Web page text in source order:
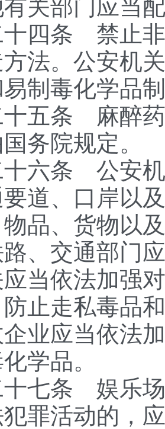
关部门应当
条 禁止非
法。公安机
制毒化学品
条 麻醉药
务院规定。
条 公安机
道、口岸以
品、货物以
路、交通部门
依法加强对
止走私毒品
应当依法加
学品。
条 娱乐场
罪活动的，